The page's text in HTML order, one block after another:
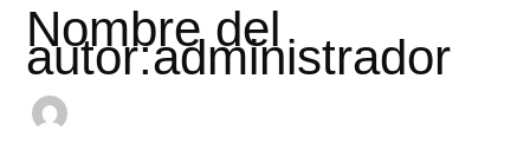
Nombre del
autor:administrador